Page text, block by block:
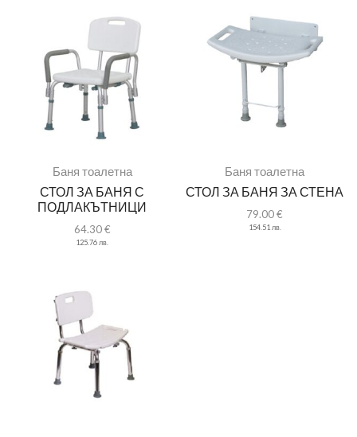
Баня тоалетна
СТОЛ ЗА БАНЯ С
ПОДЛАКЪТНИЦИ
64.30€
125.76 лв.
Баня тоалетна
СТОЛ ЗА БАНЯ ЗА СТЕНА
79.00€
154.51 лв.